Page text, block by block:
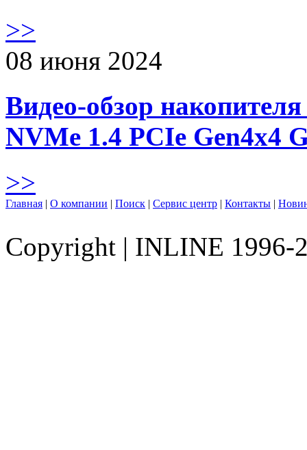
>>
08 июня 2024
Видео-обзор
NVMe 1.4 PCIe Gen4х4
>>
Главная | О компании | Поиск | Сервис центр | Контакты |
Copyright | INLINE 1996-